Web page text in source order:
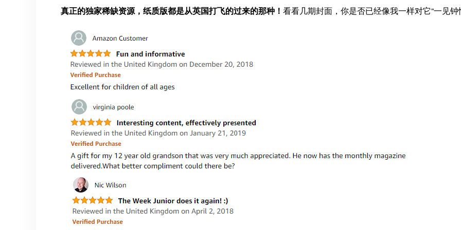
真正的独家稀缺资源，纸质版都是从英国打飞的过来的那种！ 看看几期封面，你是否已经像我一样对它“一见钟